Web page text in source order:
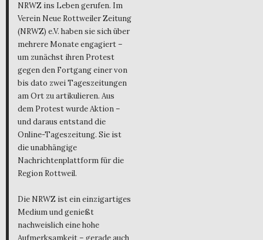
NRWZ ins Leben gerufen. Im
Verein Neue Rottweiler Zeitung
(NRWZ) e.V. haben sie sich über
mehrere Monate engagiert –
um zunächst ihren Protest
gegen den Fortgang einer von
bis dato zwei Tageszeitungen
am Ort zu artikulieren. Aus
dem Protest wurde Aktion –
und daraus entstand die
Online-Tageszeitung. Sie ist
die unabhängige
Nachrichtenplattform für die
Region Rottweil.
Die NRWZ ist ein einzigartiges
Medium und genießt
nachweislich eine hohe